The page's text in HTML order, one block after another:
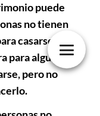
puede
no tienen
casarse.
para algunas
pero no